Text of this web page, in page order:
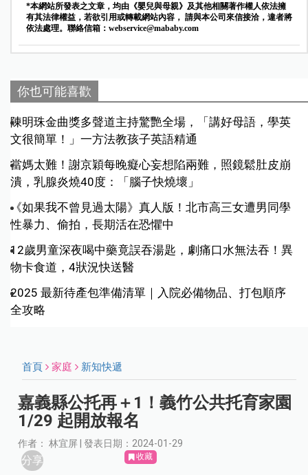
*本網站所發表之文章，均由《嬰兒與母親》及其他相關著作權人依法擁
有其法律權益，若欲引用或轉載網站內容， 請與本公司來信接洽，違者將
依法處理。聯絡信箱： webservice@mababy.com
你也可能喜歡
陳明珠金曲獎多聲道主持驚艷全場，「講好母語，學英
文很簡單！」一方法教孩子英語精通
當媽太難！謝京穎每晚癡心妄想陷兩難，照鏡鬆肚皮崩
潰，乳腺炎燒40度：「腦子快燒壞」
《如果我不曾見過太陽》真人版！北市高三女遭男同學
性暴力、偷拍，長期活在恐懼中
12歲男童深夜喝中藥竟誤吞湯匙，劇痛口水無法吞！異
物卡食道，4狀況快送醫
2025 最新待產包準備清單｜入院必備物品、打包順序
全攻略
首頁 家庭 新知快遞
嘉義縣公托再＋1！義竹公共托育家園
1/29 起開放報名
作者： 林宜屏 | 發表日期：2024-01-29
分享 收藏